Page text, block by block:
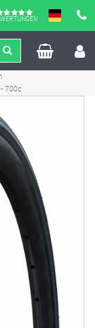
700c